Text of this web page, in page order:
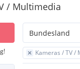
/ Multimedia
Bundesland
Kameras / TV /